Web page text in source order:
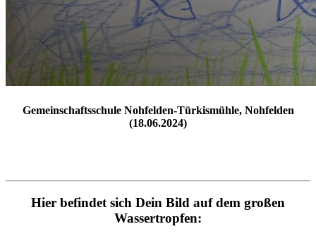
Gemeinschaftsschule Nohfelden-Türkismühle, Nohfelden
(18.06.2024)
Hier befindet sich Dein Bild auf dem großen
Wassertropfen: